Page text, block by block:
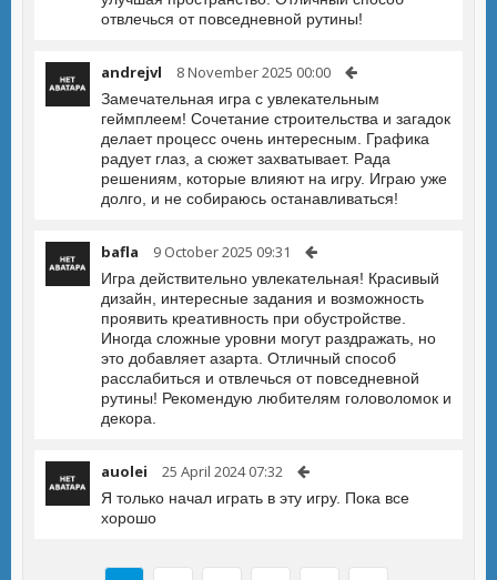
отвлечься от повседневной рутины!
andrejvl 8 November 2025 00:00
Замечательная игра с увлекательным
геймплеем! Сочетание строительства и загадок
делает процесс очень интересным. Графика
радует глаз, а сюжет захватывает. Рада
решениям, которые влияют на игру. Играю уже
долго, и не собираюсь останавливаться!
bafla 9 October 2025 09:31
Игра действительно увлекательная! Красивый
дизайн, интересные задания и возможность
проявить креативность при обустройстве.
Иногда сложные уровни могут раздражать, но
это добавляет азарта. Отличный способ
расслабиться и отвлечься от повседневной
рутины! Рекомендую любителям головоломок и
декора.
auolei 25 April 2024 07:32
Я только начал играть в эту игру. Пока все
хорошо